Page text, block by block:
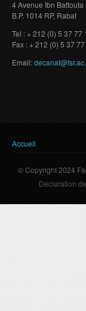
4 Avenue Ibn Battouta
B.P. 1014 RP, Rabat
Tel : + 212 (0) 5 37 77
Fax : + 212 (0) 5 37 77
Email:
Vous êtes ici
Accueil
© Copyright 2024
Déclaration